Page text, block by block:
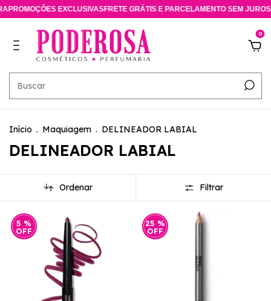
PROMOÇÕES EXCLUSIVASFRETE GRÁTIS E PARCELAMENTO SEM JUROS
0
Início . Maquiagem . DELINEADOR LABIAL
DELINEADOR LABIAL
Ordenar Filtrar
5 %
OFF
25 %
OFF